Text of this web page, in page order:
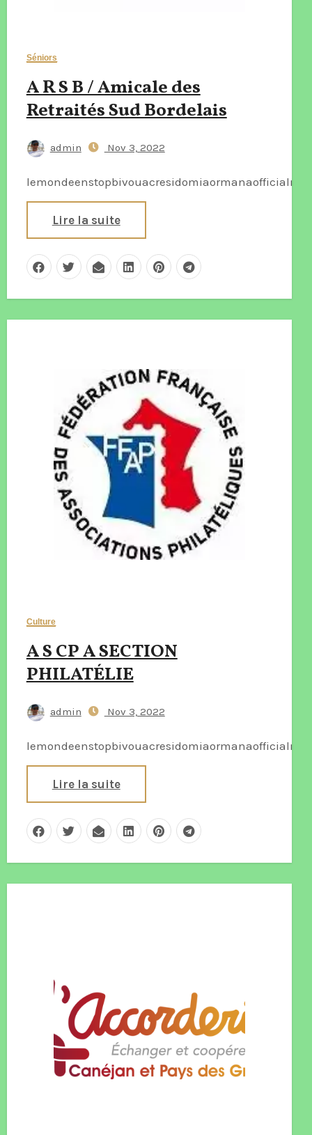
Séniors
A R S B / Amicale des
Retraités Sud Bordelais
admin Nov 3, 2022
Lire la suite
Culture
A S CP A SECTION
PHILATÉLIE
admin Nov 3, 2022
Lire la suite